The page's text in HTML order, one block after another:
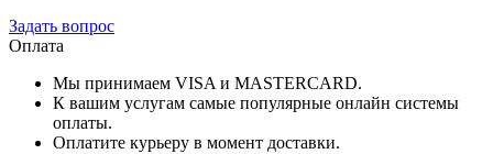
Задать вопрос
Оплата
Мы принимаем VISA и MASTERCARD.
К вашим услугам самые популярные онлайн системы
оплаты.
Оплатите курьеру в момент доставки.